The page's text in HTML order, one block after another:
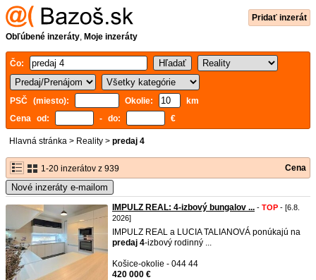
Pridať inzerát
Obľúbené inzeráty, Moje inzeráty
Čo:
PSČ (miesto): Okolie:
km
Cena od:
- do: €
Hlavná stránka > Reality > predaj 4
1-20 inzerátov z 939 Cena
Nové inzeráty e-mailom
IMPULZ REAL: 4-izbový bungalov ... - TOP - [6.8.
2026]
IMPULZ REAL a LUCIA TALIANOVÁ ponúkajú na
predaj 4-izbový rodinný ...
Košice-okolie - 044 44
420 000 €